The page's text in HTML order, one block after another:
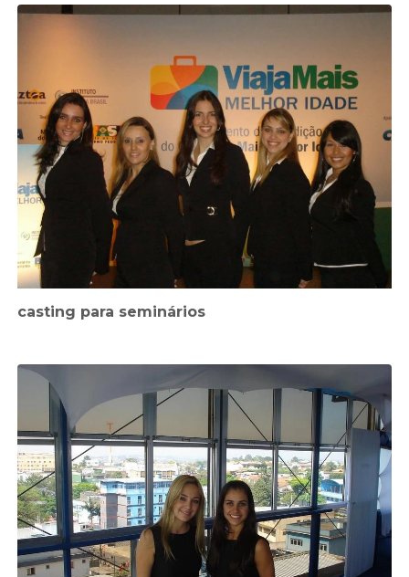
casting para seminários